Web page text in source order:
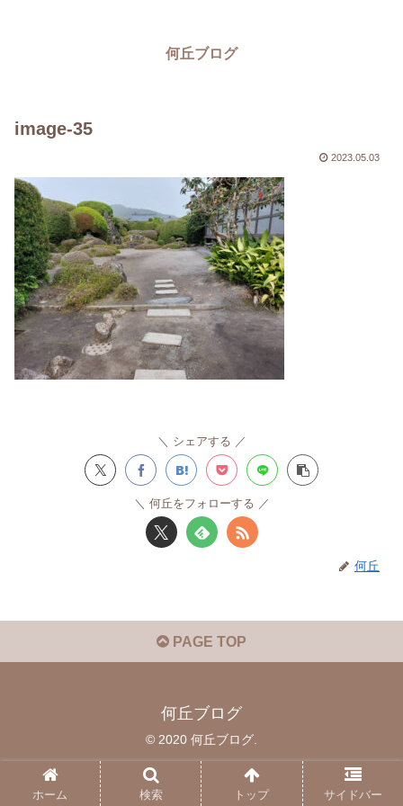
何丘ブログ
image-35
2023.05.03
シェアする
何丘をフォローする
何丘
PAGE TOP
何丘ブログ
© 2020 何丘ブログ.
ホーム 検索 トップ サイドバー